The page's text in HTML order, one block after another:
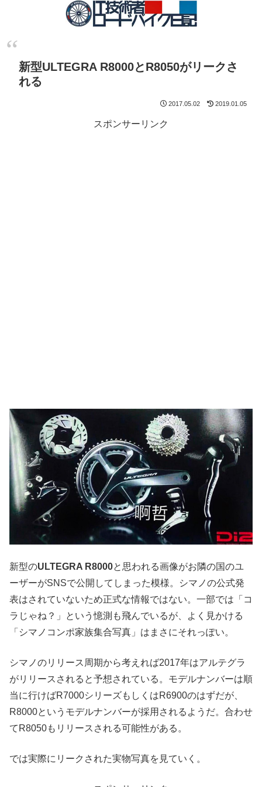
新型ULTEGRA R8000とR8050がリークさ
れる
2017.05.02 2019.01.05
スポンサーリンク
新型のULTEGRA R8000と思われる画像がお隣の国のユ
ーザーがSNSで公開してしまった模様。シマノの公式発
表はされていないため正式な情報ではない。一部では「コ
ラじゃね？」という憶測も飛んでいるが、よく見かける
「シマノコンポ家族集合写真」はまさにそれっぽい。
シマノのリリース周期から考えれば2017年はアルテグラ
がリリースされると予想されている。モデルナンバーは順
当に行けばR7000シリーズもしくはR6900のはずだが、
R8000というモデルナンバーが採用されるようだ。合わせ
てR8050もリリースされる可能性がある。
では実際にリークされた実物写真を見ていく。